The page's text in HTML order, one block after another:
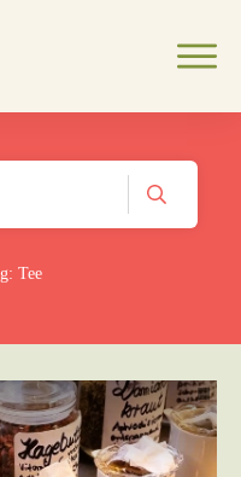
Tee